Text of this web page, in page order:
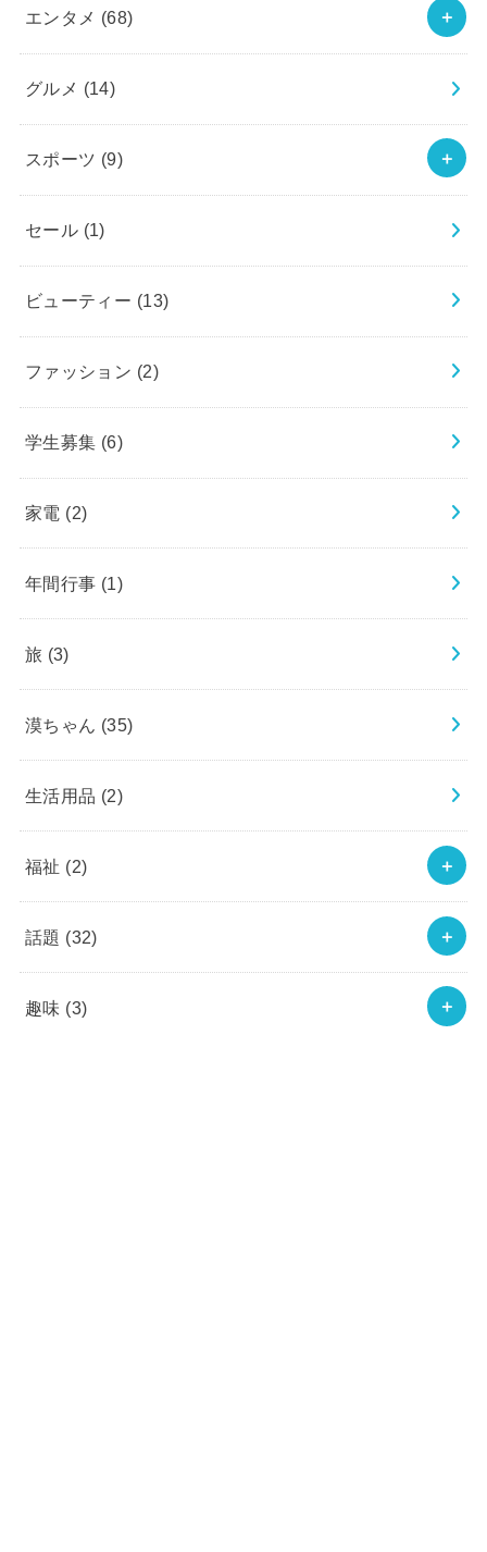
エンタメ (68)
グルメ (14)
スポーツ (9)
セール (1)
ビューティー (13)
ファッション (2)
学生募集 (6)
家電 (2)
年間行事 (1)
旅 (3)
漠ちゃん (35)
生活用品 (2)
福祉 (2)
話題 (32)
趣味 (3)